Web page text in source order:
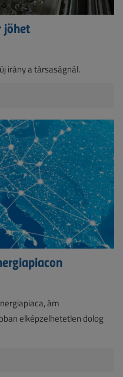
jöhet
irány a társaságnál.
ám
elképzelhetetlen dolog